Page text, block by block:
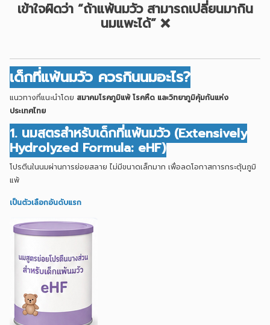
เข้าใจผิดว่า “ถ้าแพ้นมวัว สามารถเปลี่ยนมากิน
นมแพะได้” ❌
เด็กที่แพ้นมวัว ควรกินนมอะไร?
แนวทางที่แนะนำโดย สมาคมโรคภูมิแพ้ โรคหืด และวิทยาภูมิคุ้มกันแห่ง
ประเทศไทย
1. นมสูตรสำหรับเด็กที่แพ้นมวัว (Extensively
Hydrolyzed Formula: eHF)
โปรตีนในนมผ่านการย่อยสลาย ไม่มีขนาดเล็กมาก เพื่อลดโอกาสการกระตุ้นภูมิ
แพ้
เป็นตัวเลือกอันดับแรก